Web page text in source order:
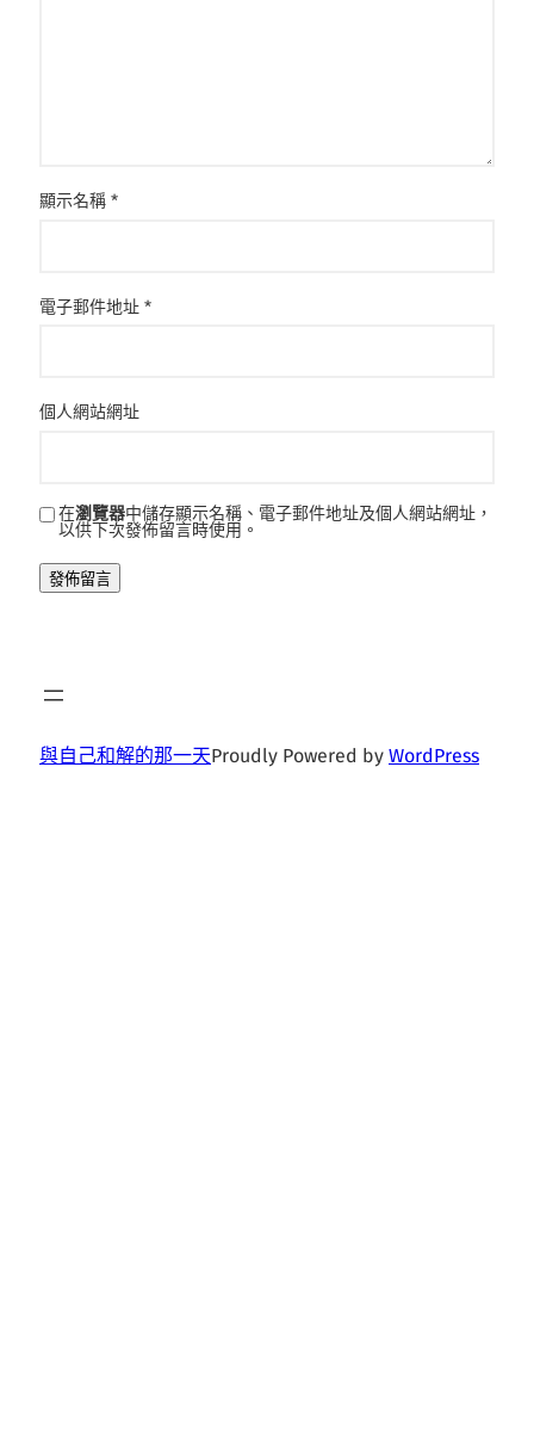
顯示名稱 *
電子郵件地址 *
個人網站網址
在瀏覽器中儲存顯示名稱、電子郵件地址及個人網站網址，
以供下次發佈留言時使用。
與自己和解的那一天Proudly Powered by WordPress